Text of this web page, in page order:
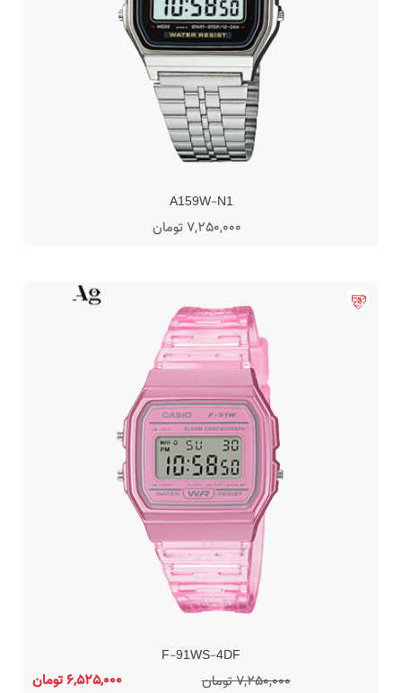
A159W-N1
7,250,000 تومان
F-91WS-4DF
6,525,000 تومان 7,250,000 تومان